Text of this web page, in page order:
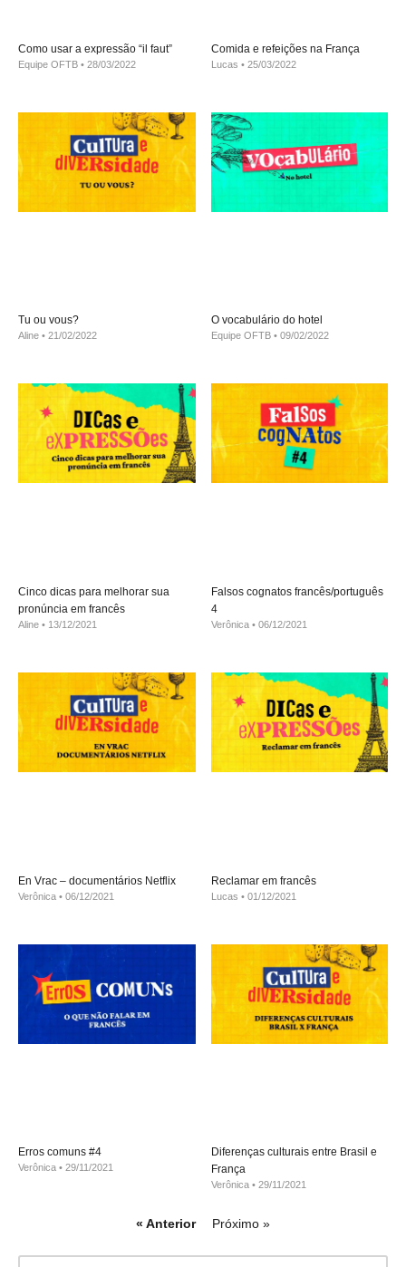
Como usar a expressão “il faut”
Equipe OFTB 28/03/2022
Comida e refeições na França
Lucas 25/03/2022
Tu ou vous?
Aline 21/02/2022
O vocabulário do hotel
Equipe OFTB 09/02/2022
Cinco dicas para melhorar sua
pronúncia em francês
Aline 13/12/2021
Falsos cognatos francês/português
4
Verônica 06/12/2021
En Vrac – documentários Netflix
Verônica 06/12/2021
Reclamar em francês
Lucas 01/12/2021
Erros comuns #4
Verônica 29/11/2021
Diferenças culturais entre Brasil e
França
Verônica 29/11/2021
« Anterior Próximo »